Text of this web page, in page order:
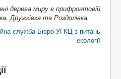
дерева миру в прифронтовій
Дружківка та Роздолівка.
служба Бюро УГКЦ з питань
екології